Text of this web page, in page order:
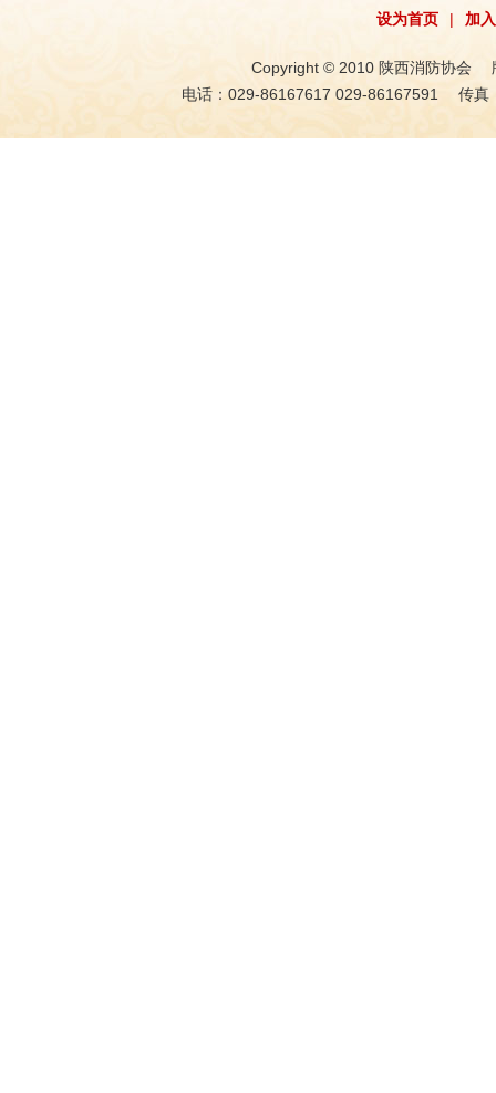
设为首页 | 加
Copyright © 2010 陕西消防协会
电话：029-86167617 029-86167591 传